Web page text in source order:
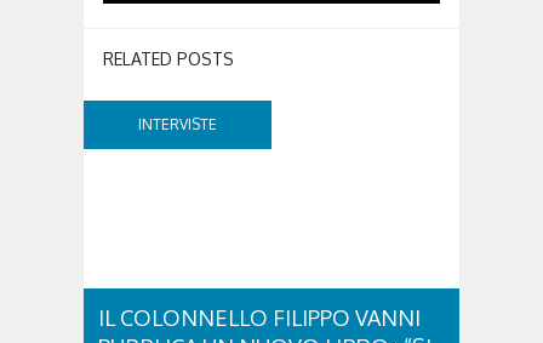
RELATED POSTS
INTERVISTE
IL COLONNELLO FILIPPO VANNI